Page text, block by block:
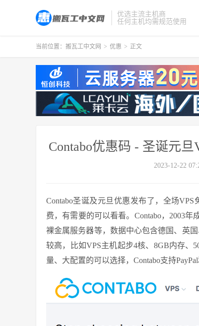
优选主流主机商
任何主机均需规范使用
当前位置： 搬瓦工中文网 > 优惠 > 正文
Contabo优惠码 - 圣诞元
2023-12-22
Contabo圣诞及元旦优惠发布了，全场
费，有需要的可以看看。Contabo，2003
裸金属服务器等，数据中心包含德国、英
较高，比如VPS主机起步4核、8GB内存、
量、大配置的可以选择，Contabo支持